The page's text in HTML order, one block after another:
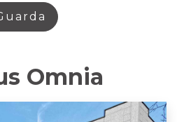
Omnia